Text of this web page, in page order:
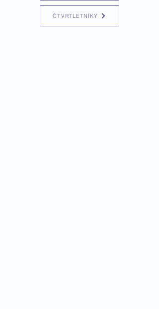
ČTVRTLETNÍKY